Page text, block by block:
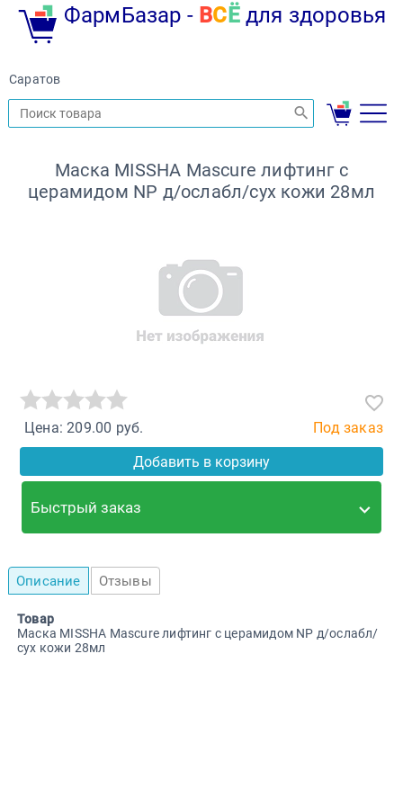
ФармБазар - ВС Ёдля здоровья
Саратов
Маска MISSHA Mascure лифтинг с
церамидом NP д/ослабл/сух кожи 28мл
Цена: 209.00 руб.
Под заказ
Добавить в корзину
Быстрый заказ
Описание Отзывы
Товар
Маска MISSHA Mascure лифтинг с церамидом NP д/ослабл/
сух кожи 28мл